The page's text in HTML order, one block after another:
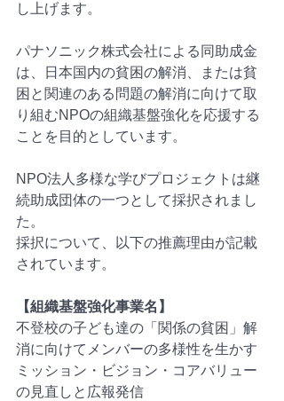
し上げます。
パナソニック株式会社による同助成金
は、日本国内の貧困の解消、または貧
困と関連のある問題の解消に向けて取
り組むNPOの組織基盤強化を応援する
ことを目的としています。
NPO法人多様な学びプロジェクトは継
続助成団体の一つとして採択されまし
た。
採択について、以下の推薦理由が記載
されています。
【組織基盤強化事業名】
不登校の子ども達の「関係の貧困」解
消に向けてメンバーの多様性を生かす
ミッション・ビジョン・コアバリュー
の見直しと広報発信